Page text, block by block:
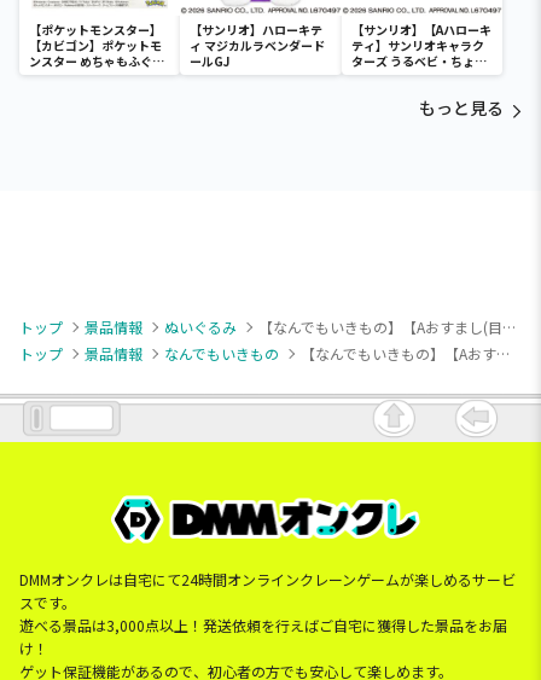
【ポケットモンスター】
【カビゴン】ポケットモ
ンスター めちゃもふぐっ
と ほっこりいやされぬい
【サンリオ】ハローキテ
ィ マジカルラベンダード
ールGJ
【サンリオ】【Aハローキ
ティ】サンリオキャラク
ターズ うるベビ・ちょい
デカドール
もっと見る
トップ 景品情報 ぬいぐるみ
【なんでもいきもの】【Aおすまし(目開け)】なんでもいきもの BIGぬいぐるみ（せっけん）
トップ
景品情報 なんでもいきもの 【なんでもいきもの】【Aおすまし(目開け)】なんでもいきもの BIGぬいぐるみ（せっけん）
DMMオンクレは自宅にて24時間オンラインクレーンゲームが楽しめるサービ
スです。
遊べる景品は3,000点以上！発送依頼を行えばご自宅に獲得した景品をお届
け！
ゲット保証機能があるので、初心者の方でも安心して楽しめます。